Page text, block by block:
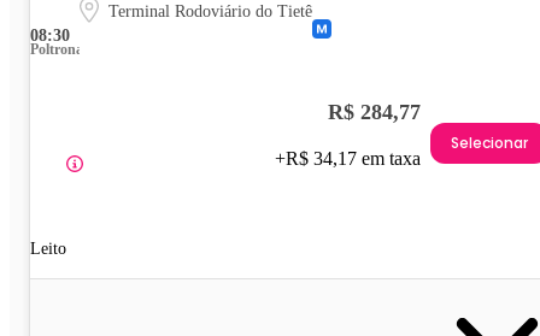
08:30
Terminal Rodoviário do Tietê
Poltrona
Leito
R$ 284,77
+R$ 34,17 em taxa
Selecionar